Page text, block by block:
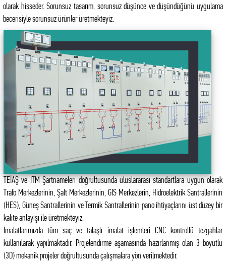
olarak hisseder. Sorunsuz tasarım, sorunsuz düşünce ve düşündüğünü uygulama
becerisiyle sorunsuz ürünler üretmekteyiz.
TEİAŞ ve ITM Şartnameleri doğrultusunda uluslararası standartlara uygun olarak
Trafo Merkezlerinin, Şalt Merkezlerinin, GIS Merkezlerin, Hidroelektrik Santrallerinin
(HES), Güneş Santrallerinin ve Termik Santrallerinin pano ihtiyaçlarını üst düzey bir
kalite anlayışı ile üretmekteyiz.
İmalatlarımızda tüm saç ve talaşlı imalat işlemleri CNC kontrollü tezgahlar
kullanılarak yapılmaktadır. Projelendirme aşamasında hazırlanmış olan 3 boyutlu
(3D) mekanik projeler doğrultusunda çalışmalara yön verilmektedir.